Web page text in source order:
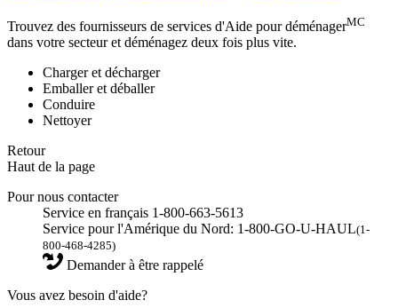
Trouvez des fournisseurs de services d'Aide pour déménagerMC
dans votre secteur et déménagez deux fois plus vite.
Charger et décharger
Emballer et déballer
Conduire
Nettoyer
Retour
Haut de la page
Pour nous contacter
Service en français 1-800-663-5613
Service pour l'Amérique du Nord: 1-800-GO-U-HAUL(1-
800-468-4285)
Demander à être rappelé
Vous avez besoin d'aide?